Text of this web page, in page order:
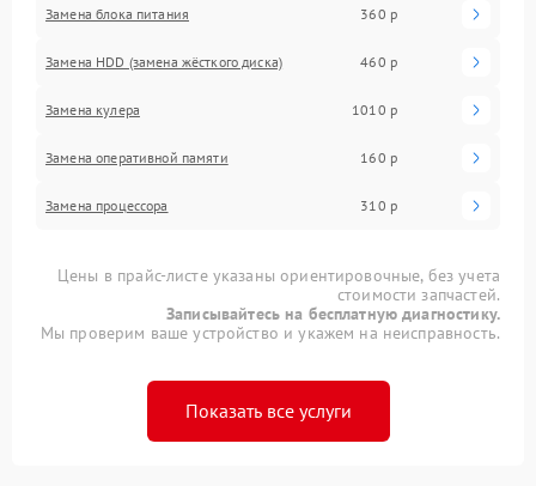
Замена блока питания 360 р
Замена HDD (замена жёсткого диска) 460 р
Замена кулера 1010 р
Замена оперативной памяти 160 р
Замена процессора 310 р
Цены в прайс-листе указаны ориентировочные, без учета
стоимости запчастей.
Записывайтесь на бесплатную диагностику.
Мы проверим ваше устройство и укажем на неисправность.
Показать все услуги